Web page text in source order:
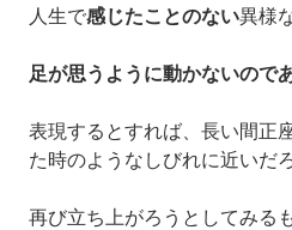
人生で感じたことのない異様
足が思うように動かないのであ
表現するとすれば、長い間正
た時のようなしびれに近いだ
再び立ち上がろうとしてみる